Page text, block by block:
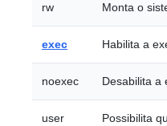
rw Monta o
exec Habilita a
noexec Desabilita a
user Possibilita